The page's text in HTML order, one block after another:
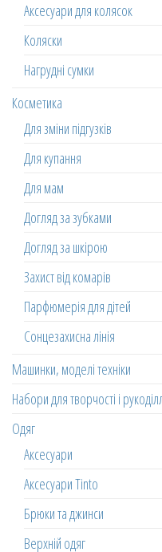
Аксесуари для колясок
Коляски
Нагрудні сумки
Косметика
Для зміни підгузків
Для купання
Для мам
Догляд за зубками
Догляд за шкірою
Захист від комарів
Парфюмерія для дітей
Сонцезахисна лінія
Машинки, моделі техніки
Набори для творчості і
Одяг
Аксесуари
Аксесуари Tinto
Брюки та джинси
Верхній одяг